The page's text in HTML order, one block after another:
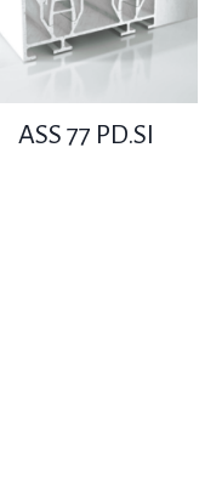
ASS 77 PD.SI